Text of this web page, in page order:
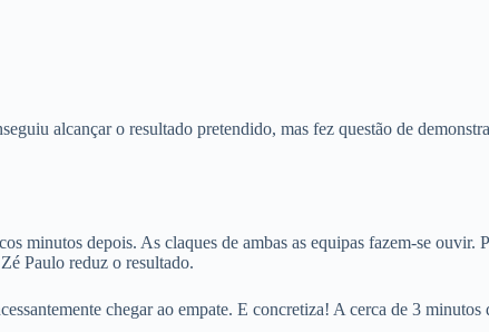
alcançar o resultado pretendido, mas fez questão de
minutos depois. As claques de ambas as equipas fazem-se ouvir.
Paulo reduz o resultado.
chegar ao empate. E concretiza! A cerca de 3